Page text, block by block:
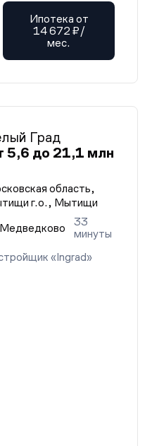
Ипотека от
14 672 ₽/
мес.
Град
5,6 до 21,1 млн
область,
г.о., Мытищи
Медведково
33
минуты
«Ingrad»